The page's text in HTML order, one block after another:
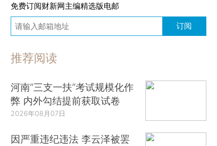
免费订阅财新网主编精选版电邮
订阅
推荐阅读
河南“三支一扶”考试规模化作
弊 内外勾结提前获取试卷
2026年08月07日
因严重违纪违法 李云泽被罢